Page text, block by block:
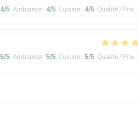
4/5 Ambiance : 4/5 Cuisine : 4/5 Qualité / Prix :
5/5 Ambiance : 5/5 Cuisine : 5/5 Qualité / Prix :